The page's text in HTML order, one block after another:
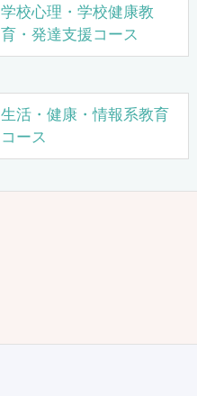
学校心理・学校健康教
育・発達支援コース
生活・健康・情報系教育
コース